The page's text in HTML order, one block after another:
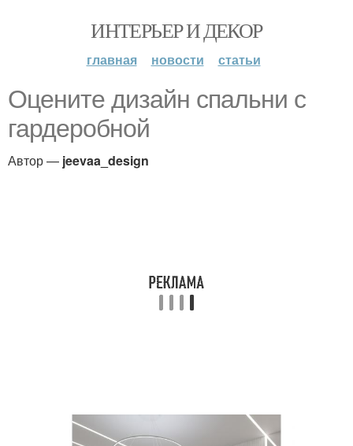
ИНТЕРЬЕР И ДЕКОР
главная новости статьи
Оцените дизайн спальни с
гардеробной
Автор — jeevaa_design